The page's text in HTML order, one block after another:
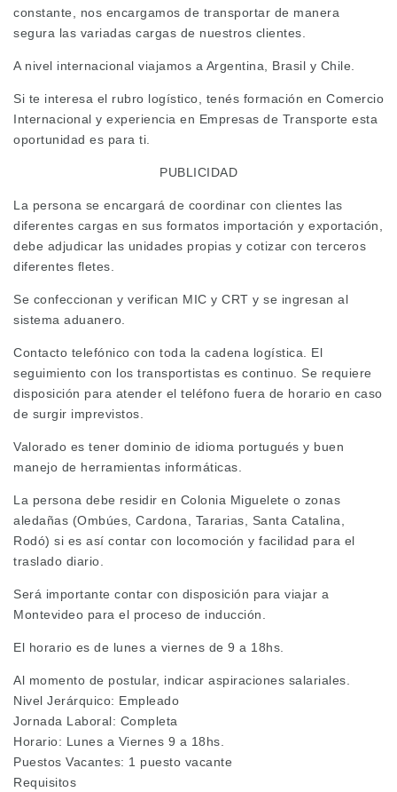
constante, nos encargamos de transportar de manera
segura las variadas cargas de nuestros clientes.
A nivel internacional viajamos a Argentina, Brasil y Chile.
Si te interesa el rubro logístico, tenés formación en Comercio
Internacional y experiencia en Empresas de Transporte esta
oportunidad es para ti.
PUBLICIDAD
La persona se encargará de coordinar con clientes las
diferentes cargas en sus formatos importación y exportación,
debe adjudicar las unidades propias y cotizar con terceros
diferentes fletes.
Se confeccionan y verifican MIC y CRT y se ingresan al
sistema aduanero.
Contacto telefónico con toda la cadena logística. El
seguimiento con los transportistas es continuo. Se requiere
disposición para atender el teléfono fuera de horario en caso
de surgir imprevistos.
Valorado es tener dominio de idioma portugués y buen
manejo de herramientas informáticas.
La persona debe residir en Colonia Miguelete o zonas
aledañas (Ombúes, Cardona, Tararias, Santa Catalina,
Rodó) si es así contar con locomoción y facilidad para el
traslado diario.
Será importante contar con disposición para viajar a
Montevideo para el proceso de inducción.
El horario es de lunes a viernes de 9 a 18hs.
Al momento de postular, indicar aspiraciones salariales.
Nivel Jerárquico: Empleado
Jornada Laboral: Completa
Horario: Lunes a Viernes 9 a 18hs.
Puestos Vacantes: 1 puesto vacante
Requisitos